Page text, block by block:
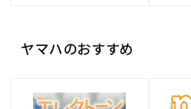
ヤマハのおすすめ